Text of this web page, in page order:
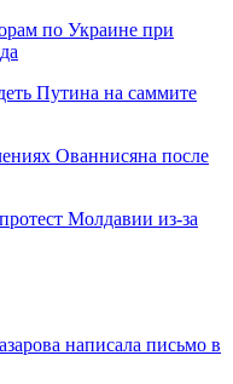
по Украине при
Путина на саммите
Ованнисяна после
Молдавии из-за
написала письмо в